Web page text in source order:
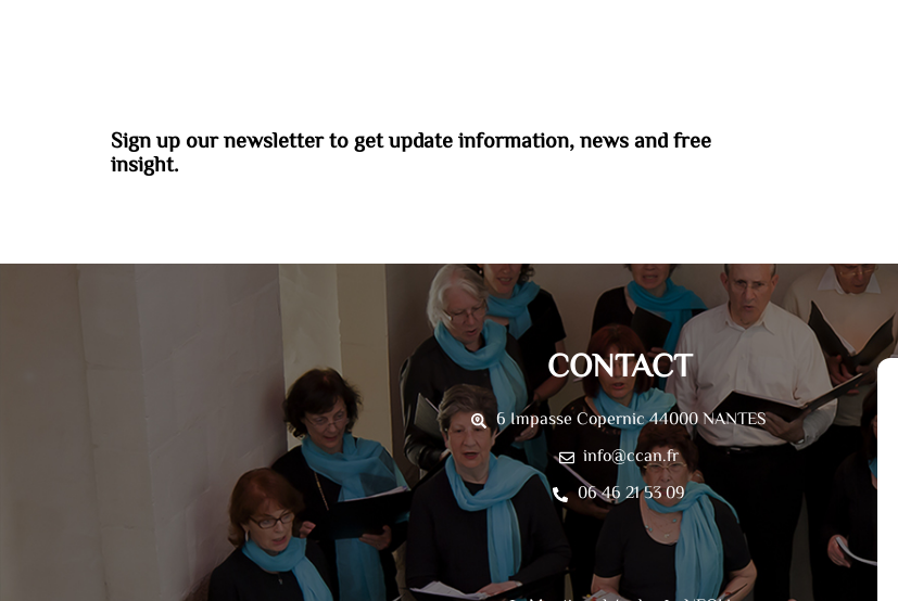
Sign up our newsletter to get update information, news and free
insight.
CONTACT
6 Impasse Copernic 44000 NANTES
info@ccan.fr
06 46 21 53 09